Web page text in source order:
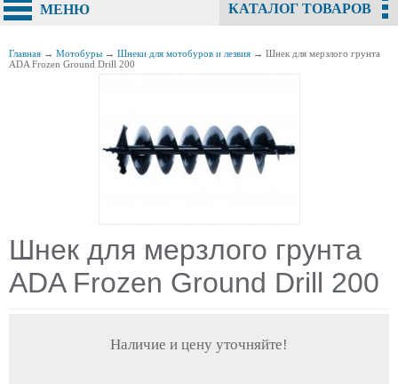
МЕНЮ КАТАЛОГ ТОВАРОВ
Главная → Мотобуры → Шнеки для мотобуров и лезвия → Шнек для мерзлого грунта
ADA Frozen Ground Drill 200
Шнек для мерзлого грунта
ADA Frozen Ground Drill 200
Наличие и цену уточняйте!